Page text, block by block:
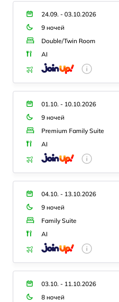
24.09. - 03.10.2026
9 ночей
Double/Twin Room
AI
01.10. - 10.10.2026
9 ночей
Premium Family Suite
AI
04.10. - 13.10.2026
9 ночей
Family Suite
AI
03.10. - 11.10.2026
8 ночей